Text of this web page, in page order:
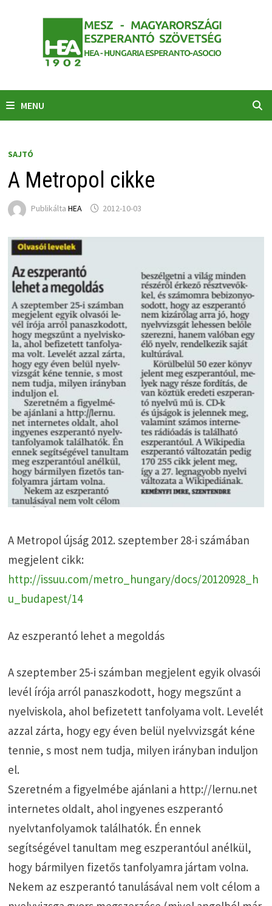
MENU
SAJTÓ
A Metropol cikke
Publikálta HEA 2012-10-03
A Metropol újság 2012. szeptember 28-i számában
megjelent cikk:
http://issuu.com/metro_hungary/docs/20120928_h
u_budapest/14
Az eszperantó lehet a megoldás
A szeptember 25-i számban megjelent egyik olvasói
levél írója arról panaszkodott, hogy megszűnt a
nyelviskola, ahol befizetett tanfolyama volt. Levelét
azzal zárta, hogy egy éven belül nyelvvizsgát kéne
tennie, s most nem tudja, milyen irányban induljon
el.
Szeretném a figyelmébe ajánlani a http://lernu.net
internetes oldalt, ahol ingyenes eszperantó
nyelvtanfolyamok találhatók. Én ennek
segítségével tanultam meg eszperantóul anélkül,
hogy bármilyen fizetős tanfolyamra jártam volna.
Nekem az eszperantó tanulásával nem volt célom a